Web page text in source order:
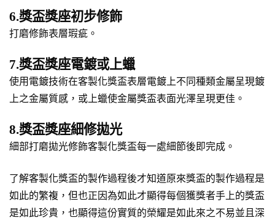
6.獎盃獎座初步修飾
打磨修飾表層瑕疵。
7.獎盃獎座電鍍或上蠟
使用電鍍技術在客製化獎盃表層電鍍上不同種類金屬呈現鍍
上之金屬質感，或上蠟使金屬獎盃表面光澤呈現更佳。
8.獎盃獎座細修拋光
細部打磨拋光修飾客製化獎盃每一處細節後即完成。
了解客製化獎盃的製作過程後才知道原來獎盃的製作過程是
如此的繁複，但也正因為如此才顯得每個獲獎者手上的獎盃
是如此珍貴，也顯得這份實質的榮耀是如此來之不易並且深